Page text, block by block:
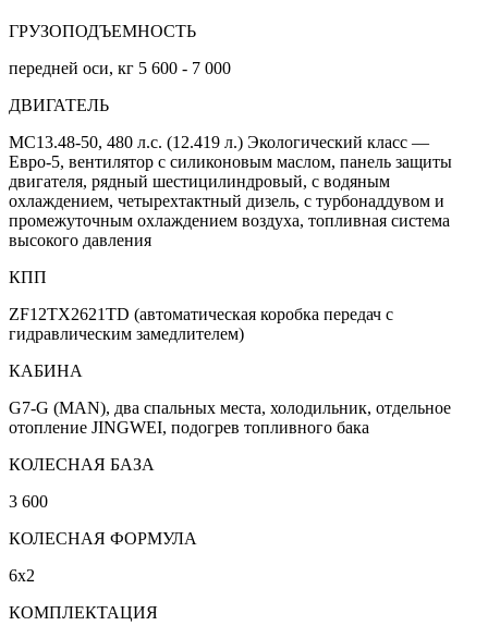
ГРУЗОПОДЪЕМНОСТЬ
передней оси, кг 5 600 - 7 000
ДВИГАТЕЛЬ
MC13.48-50, 480 л.с. (12.419 л.) Экологический класс —
Евро-5, вентилятор с силиконовым маслом, панель защиты
двигателя, рядный шестицилиндровый, с водяным
охлаждением, четырехтактный дизель, с турбонаддувом и
промежуточным охлаждением воздуха, топливная система
высокого давления
КПП
ZF12TX2621TD (автоматическая коробка передач с
гидравлическим замедлителем)
КАБИНА
G7-G (MAN), два спальных места, холодильник, отдельное
отопление JINGWEI, подогрев топливного бака
КОЛЕСНАЯ БАЗА
3 600
КОЛЕСНАЯ ФОРМУЛА
6х2
КОМПЛЕКТАЦИЯ